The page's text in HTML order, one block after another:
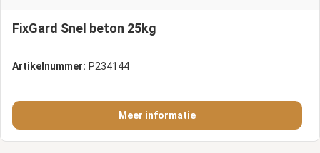
FixGard Snel beton 25kg
Artikelnummer: P234144
Meer informatie